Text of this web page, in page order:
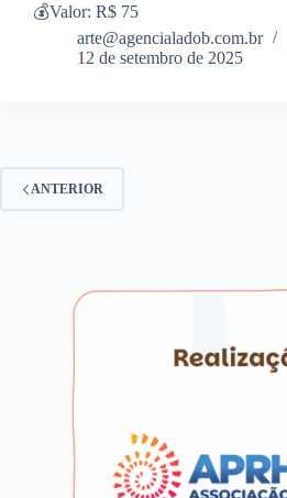
💰Valor: R$ 75
arte@agencialadob.com.br
12 de setembro de 2025
ANTERIOR